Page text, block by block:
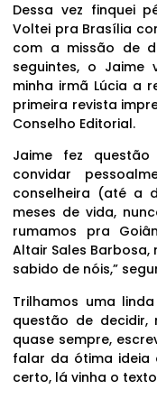
Dessa vez finquei
Voltei pra Brasília
com a missão de
seguintes, o Jaime
minha irmã Lúcia a
primeira revista
Conselho Editorial.
Jaime fez
convidar
conselheira (até a
meses de vida,
rumamos pra
Altair Sales Barbosa,
sabido de nóis,”
Trilhamos uma
questão de decidir,
quase sempre,
falar da ótima ideia
certo, lá vinha o